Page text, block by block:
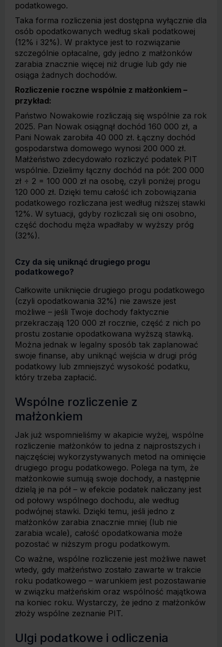
podatkowego.
Taka forma rozliczenia jest dostępna wyłącznie dla
osób opodatkowanych według skali podatkowej
(12% i 32%). W praktyce jest to rozwiązanie
szczególnie opłacalne, gdy jedno z małżonków
zarabia znacznie więcej niż drugie lub gdy nie
osiąga żadnych dochodów.
Rozliczenie roczne wspólnie z małżonkiem –
przykład:
Państwo Nowakowie rozliczają się wspólnie za rok
2025. Pan Nowak osiągnął dochód 160 000 zł, a
Pani Nowak zarobiła 40 000 zł. Łączny dochód
gospodarstwa domowego wynosi 200 000 zł.
Małżeństwo zdecydowało rozliczyć podatek PIT
wspólnie. Dzielimy łączny dochód na pół: 200 000
zł ÷ 2 = 100 000 zł na osobę, czyli poniżej progu
120 000 zł. Dzięki temu całość ich zobowiązania
podatkowego rozliczana jest według niższej stawki
12%. W sytuacji, gdyby rozliczali się oni osobno,
część dochodu męża wpadłaby w wyższy próg
(32%).
Czy da się uniknąć drugiego progu
podatkowego?
Całkowite uniknięcie drugiego progu podatkowego
(czyli opodatkowania 32%) nie zawsze jest
możliwe – jeśli Twoje dochody faktycznie
przekraczają 120 000 zł rocznie, część z nich po
prostu zostanie opodatkowana wyższą stawką.
Można jednak w legalny sposób tak zaplanować
swoje finanse, aby uniknąć wejścia w drugi próg
podatkowy lub zmniejszyć wysokość podatku,
który trzeba zapłacić.
Wspólne rozliczenie z
małżonkiem
Jak już wspomnieliśmy w akapicie wyżej, wspólne
rozliczenie małżonków to jedna z najprostszych i
najczęściej wykorzystywanych metod na ominięcie
drugiego progu podatkowego. Polega na tym, że
małżonkowie sumują swoje dochody, a następnie
dzielą je na pół – w efekcie podatek naliczany jest
od połowy wspólnego dochodu, ale według
podwójnej stawki. Dzięki temu, jeśli jedno z
małżonków zarabia znacznie mniej (lub nie
zarabia wcale), całość opodatkowania może
pozostać w niższym progu podatkowym.
Co ważne, wspólne rozliczenie jest możliwe nawet
wtedy, gdy małżeństwo zostało zawarte w trakcie
roku podatkowego – warunkiem jest pozostawanie
w związku małżeńskim oraz wspólność majątkowa
na koniec roku. Wystarczy, że jedno z małżonków
złoży wspólne zeznanie PIT.
Ulgi podatkowe i odliczenia